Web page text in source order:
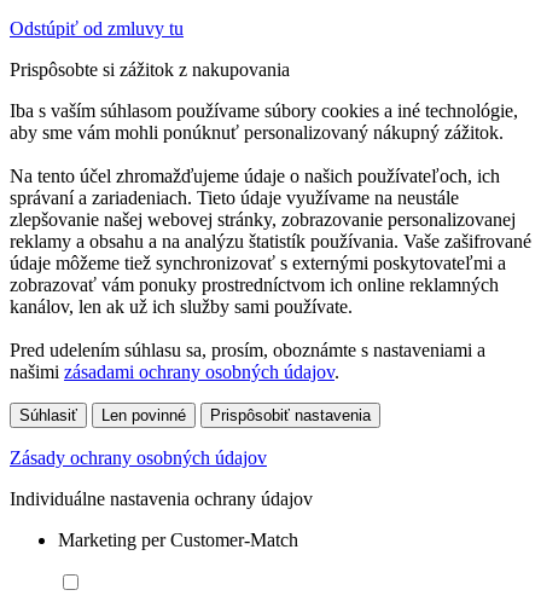
Odstúpiť od zmluvy tu
Prispôsobte si zážitok z nakupovania
Iba s vaším súhlasom používame súbory cookies a iné technológie,
aby sme vám mohli ponúknuť personalizovaný nákupný zážitok.
Na tento účel zhromažďujeme údaje o našich používateľoch, ich
správaní a zariadeniach. Tieto údaje využívame na neustále
zlepšovanie našej webovej stránky, zobrazovanie personalizovanej
reklamy a obsahu a na analýzu štatistík používania. Vaše zašifrované
údaje môžeme tiež synchronizovať s externými poskytovateľmi a
zobrazovať vám ponuky prostredníctvom ich online reklamných
kanálov, len ak už ich služby sami používate.
Pred udelením súhlasu sa, prosím, oboznámte s nastaveniami a
našimi zásadami ochrany osobných údajov.
Súhlasiť Len povinné Prispôsobiť nastavenia
Zásady ochrany osobných údajov
Individuálne nastavenia ochrany údajov
Marketing per Customer-Match